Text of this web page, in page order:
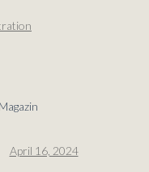
April 16, 2024